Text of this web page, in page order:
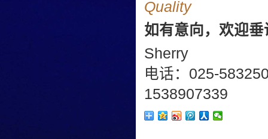
Quality
如有意向，欢迎垂
Sherry
电话：025-
1538907339